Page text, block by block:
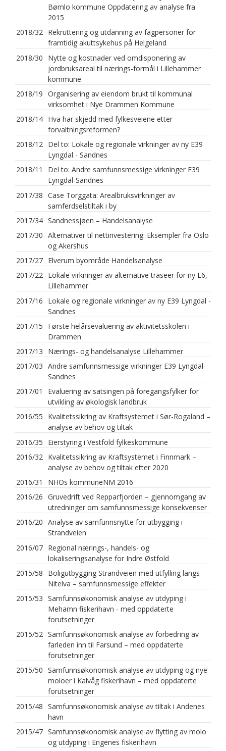
Bømlo kommune Oppdatering av analyse fra
2015
2018/32 Rekruttering og utdanning av fagpersoner for
framtidig akuttsykehus på Helgeland
2018/30
Nytte og kostnader ved omdisponering av
jordbruksareal til nærings-formål i Lillehammer
kommune
2018/19 Organisering av eiendom brukt til kommunal
virksomhet i Nye Drammen Kommune
2018/14 Hva har skjedd med fylkesveiene etter
forvaltningsreformen?
2018/12 Del to: Lokale og regionale virkninger av ny E39
Lyngdal - Sandnes
2018/11
Del to: Andre samfunnsmessige virkninger E39
Lyngdal-Sandnes
2017/38 Case Torggata: Arealbruksvirkninger av
samferdselstiltak i by
2017/34 Sandnessjøen – Handelsanalyse
2017/30 Alternativer til nettinvestering: Eksempler fra Oslo
og Akershus
2017/27 Elverum byområde Handelsanalyse
2017/22 Lokale virkninger av alternative traseer for ny E6,
Lillehammer
2017/16
Lokale og regionale virkninger av ny E39 Lyngdal -
Sandnes
2017/15
Første helårsevaluering av aktivitetsskolen i
Drammen
2017/13
Nærings- og handelsanalyse Lillehammer
2017/03 Andre samfunnsmessige virkninger E39 Lyngdal-
Sandnes
2017/01
Evaluering av satsingen på foregangsfylker for
utvikling av økologisk landbruk
2016/55
Kvalitetssikring av Kraftsystemet i Sør-Rogaland –
analyse av behov og tiltak
2016/35
Eierstyring i Vestfold fylkeskommune
2016/32 Kvalitetssikring av Kraftsystemet i Finnmark –
analyse av behov og tiltak etter 2020
2016/31
NHOs kommuneNM 2016
2016/26 Gruvedrift ved Repparfjorden – gjennomgang av
utredninger om samfunnsmessige konsekvenser
2016/20 Analyse av samfunnsnytte for utbygging i
Strandveien
2016/07 Regional nærings-, handels- og
lokaliseringsanalyse for Indre Østfold
2015/58
Boligutbygging Strandveien med utfylling langs
Nitelva – samfunnsmessige effekter
2015/53 Samfunnsøkonomisk analyse av utdyping i
Mehamn fiskerihavn - med oppdaterte
forutsetninger
2015/52 Samfunnsøkonomisk analyse av forbedring av
farleden inn til Farsund – med oppdaterte
forutsetninger
2015/50 Samfunnsøkonomisk analyse av utdyping og nye
moloer i Kalvåg fiskerihavn – med oppdaterte
forutsetninger
2015/48 Samfunnsøkonomisk analyse av tiltak i Andenes
havn
2015/47 Samfunnsøkonomisk analyse av flytting av molo
og utdyping i Engenes fiskerihavn